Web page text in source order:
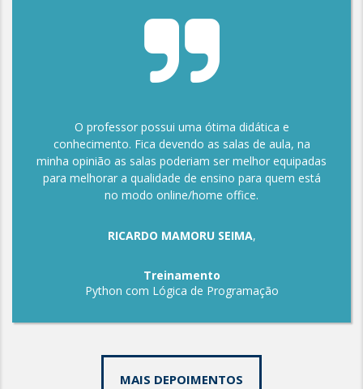
O professor possui uma ótima didática e
conhecimento. Fica devendo as salas de aula, na
minha opinião as salas poderiam ser melhor equipadas
para melhorar a qualidade de ensino para quem está
no modo online/home office.
RICARDO MAMORU SEIMA,
Treinamento
Python com Lógica de Programação
MAIS DEPOIMENTOS